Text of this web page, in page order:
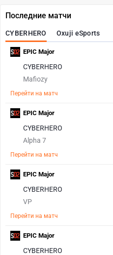
Последние матчи
CYBERHERO Oxuji eSports
CYBERHERO
Mafiozy
Перейти на матч
EPIC Major
CYBERHERO
Alpha 7
Перейти на матч
EPIC Major
CYBERHERO
VP
Перейти на матч
EPIC Major
CYBERHERO
EPIC Major